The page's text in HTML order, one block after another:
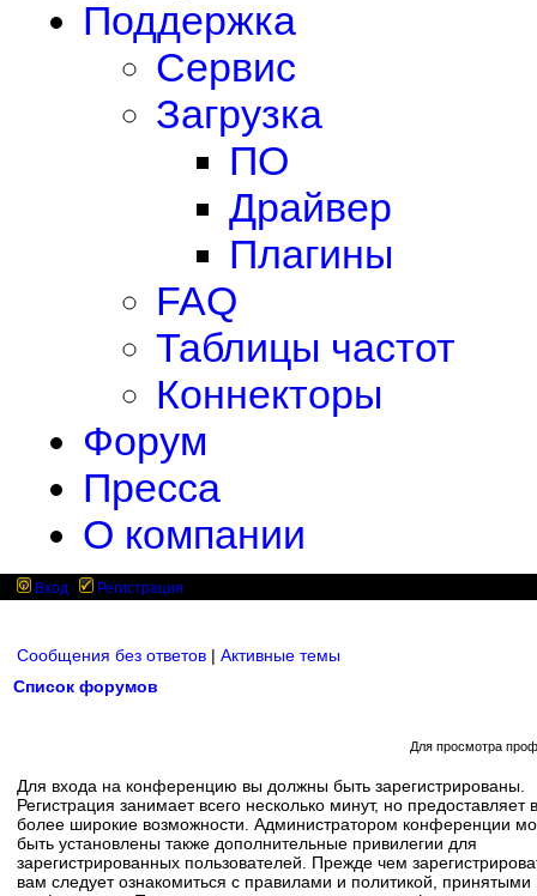
Поддержка
Сервис
Загрузка
ПО
Драйвер
Плагины
FAQ
Таблицы частот
Коннекторы
Форум
Пресса
О компании
Вход Регистрация
Сообщения без ответов | Активные темы
Список форумов
Для просмотра
Для входа на конференцию вы должны быть зарегистрированы.
Регистрация занимает всего несколько минут, но предоставляет
более широкие возможности. Администратором конференции
быть установлены также дополнительные привилегии для
зарегистрированных пользователей. Прежде чем
вам следует ознакомиться с правилами и политикой, принятыми